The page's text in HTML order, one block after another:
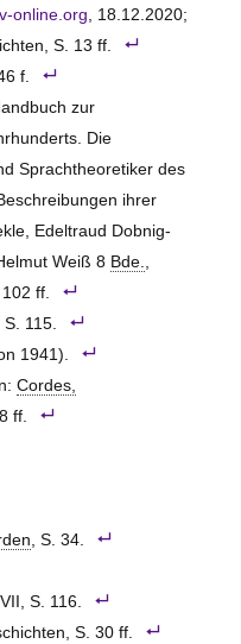
online.org, 18.12.2020;
S. 13 ff.
f.
zur
Die
Sprachtheoretiker des
ihrer
Edeltraud Dobnig-
Weiß 8 Bde.,
ff.
S. 115.
1941).
Cordes,
ff.
, S. 34.
VII, S. 116.
S. 30 ff.